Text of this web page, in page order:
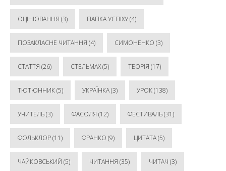
ОЦІНЮВАННЯ (3) ПАПКА УСПІХУ(4)
ПОЗАКЛАСНЕ ЧИТАННЯ (4) СИМОНЕНКО (3)
СТАТТЯ (26) СТЕЛЬМАХ(5) ТЕОРІЯ (17)
ТЮТЮННИК(5) УКРАЇНКА(3) УРОК(138)
УЧИТЕЛЬ(3) ФАСОЛЯ (12) ФЕСТИВАЛЬ(31)
ФОЛЬКЛОР(11) ФРАНКО (9) ЦИТАТА(5)
ЧАЙКОВСЬКИЙ (5) ЧИТАННЯ (35) ЧИТАЧ (3)